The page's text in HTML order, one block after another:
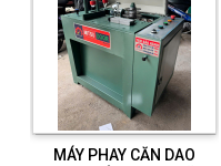
MÁY PHAY CĂN DAO